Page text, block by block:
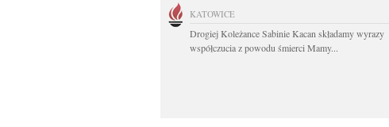
KATOWICE
Drogiej Koleżance Sabinie Kacan składamy wyrazy
współczucia z powodu śmierci Mamy...